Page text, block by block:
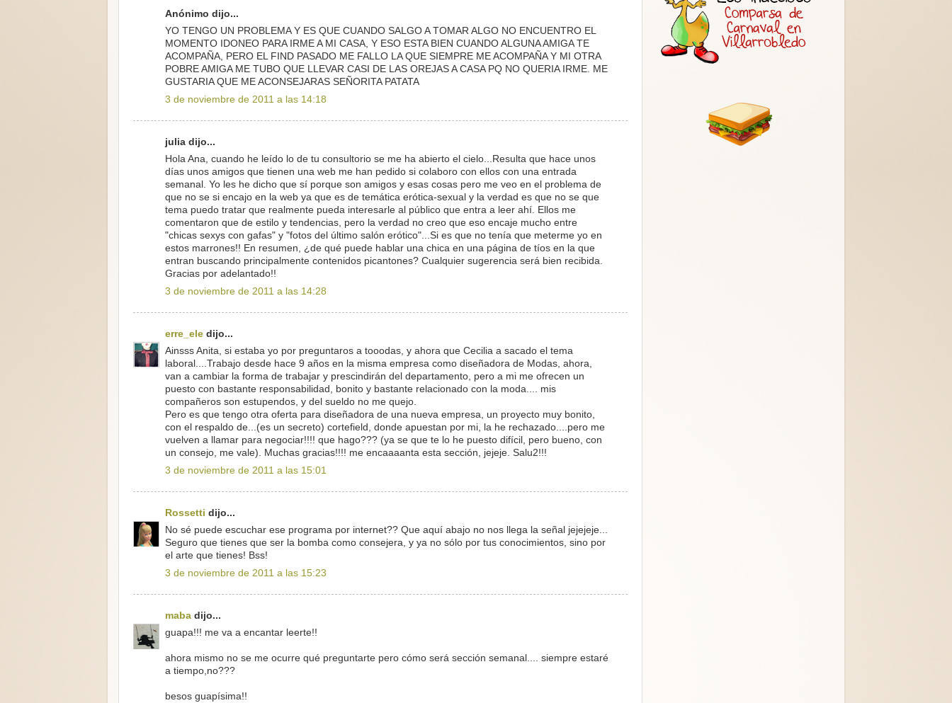
Anónimo dijo...
YO TENGO UN PROBLEMA Y ES QUE CUANDO SALGO A TOMAR ALGO NO ENCUENTRO EL
MOMENTO IDONEO PARA IRME A MI CASA, Y ESO ESTA BIEN CUANDO ALGUNA AMIGA TE
ACOMPAÑA, PERO EL FIND PASADO ME FALLO LA QUE SIEMPRE ME ACOMPAÑA Y MI OTRA
POBRE AMIGA ME TUBO QUE LLEVAR CASI DE LAS OREJAS A CASA PQ NO QUERIA IRME. ME
GUSTARIA QUE ME ACONSEJARAS SEÑORITA PATATA
3 de noviembre de 2011 a las 14:18
julia dijo...
Hola Ana, cuando he leído lo de tu consultorio se me ha abierto el cielo...Resulta que hace unos
días unos amigos que tienen una web me han pedido si colaboro con ellos con una entrada
semanal. Yo les he dicho que sí porque son amigos y esas cosas pero me veo en el problema de
que no se si encajo en la web ya que es de temática erótica-sexual y la verdad es que no se que
tema puedo tratar que realmente pueda interesarle al público que entra a leer ahí. Ellos me
comentaron que de estilo y tendencias, pero la verdad no creo que eso encaje mucho entre
"chicas sexys con gafas" y "fotos del último salón erótico"...Si es que no tenía que meterme yo en
estos marrones!! En resumen, ¿de qué puede hablar una chica en una página de tíos en la que
entran buscando principalmente contenidos picantones? Cualquier sugerencia será bien recibida.
Gracias por adelantado!!
3 de noviembre de 2011 a las 14:28
erre_ele dijo...
Ainsss Anita, si estaba yo por preguntaros a tooodas, y ahora que Cecilia a sacado el tema
laboral....Trabajo desde hace 9 años en la misma empresa como diseñadora de Modas, ahora,
van a cambiar la forma de trabajar y prescindirán del departamento, pero a mi me ofrecen un
puesto con bastante responsabilidad, bonito y bastante relacionado con la moda.... mis
compañeros son estupendos, y del sueldo no me quejo.
Pero es que tengo otra oferta para diseñadora de una nueva empresa, un proyecto muy bonito,
con el respaldo de...(es un secreto) cortefield, donde apuestan por mi, la he rechazado....pero me
vuelven a llamar para negociar!!!! que hago??? (ya se que te lo he puesto difícil, pero bueno, con
un consejo, me vale). Muchas gracias!!!! me encaaaanta esta sección, jejeje. Salu2!!!
3 de noviembre de 2011 a las 15:01
Rossetti dijo...
No sé puede escuchar ese programa por internet?? Que aquí abajo no nos llega la señal jejejeje...
Seguro que tienes que ser la bomba como consejera, y ya no sólo por tus conocimientos, sino por
el arte que tienes! Bss!
3 de noviembre de 2011 a las 15:23
maba dijo...
guapa!!! me va a encantar leerte!!
ahora mismo no se me ocurre qué preguntarte pero cómo será sección semanal.... siempre estaré
a tiempo,no???
besos guapísima!!